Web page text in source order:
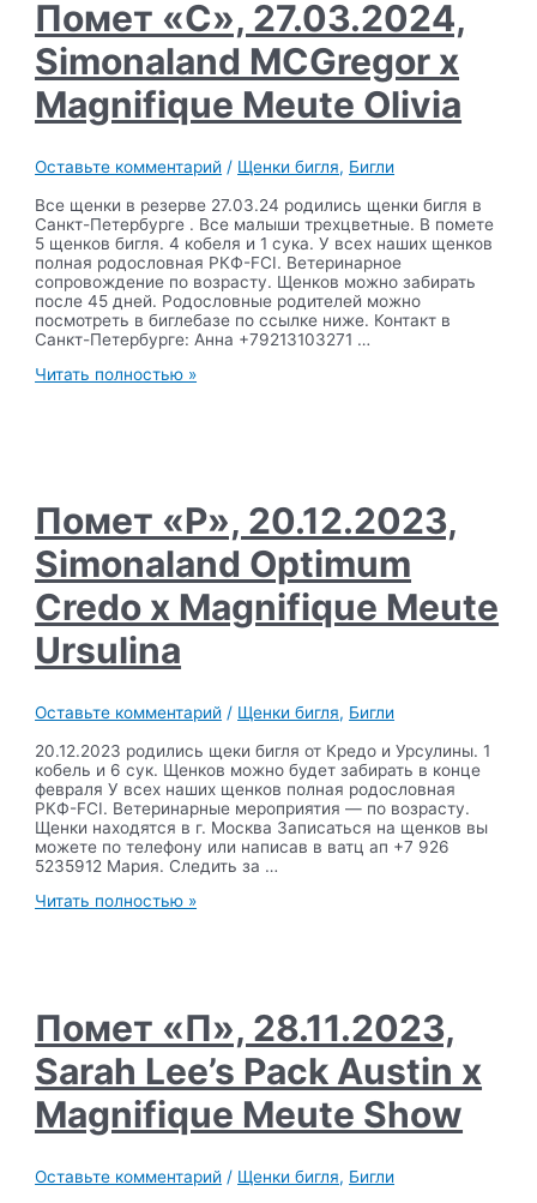
Magnifique
Meute
Nikoletta
Помет «C», 27.03.2024,
Simonaland MCGregor x
Magnifique Meute Olivia
Оставьте комментарий / Щенки бигля, Бигли
Все щенки в резерве 27.03.24 родились щенки бигля в
Санкт-Петербурге . Все малыши трехцветные. В помете
5 щенков бигля. 4 кобеля и 1 сука. У всех наших щенков
полная родословная РКФ-FCI. Ветеринарное
сопровождение по возрасту. Щенков можно забирать
после 45 дней. Родословные родителей можно
посмотреть в биглебазе по ссылке ниже. Контакт в
Санкт-Петербурге: Анна +79213103271 …
Помет
Meute
Olivia
Читать полностью »
Помет «Р», 20.12.2023,
Simonaland Optimum
Credo x Magnifique Meute
Ursulina
Оставьте комментарий / Щенки бигля, Бигли
20.12.2023 родились щеки бигля от Кредо и Урсулины. 1
кобель и 6 сук. Щенков можно будет забирать в конце
февраля У всех наших щенков полная родословная
РКФ-FCI. Ветеринарные мероприятия — по возрасту.
Щенки находятся в г. Москва Записаться на щенков вы
можете по телефону или написав в ватц ап +7 926
5235912 Мария. Следить за …
Помет
x
Magnifique
Meute
Ursulina
Читать полностью »
Помет «П», 28.11.2023,
Sarah Lee’s Pack Austin x
Magnifique Meute Show
Оставьте комментарий / Щенки бигля, Бигли